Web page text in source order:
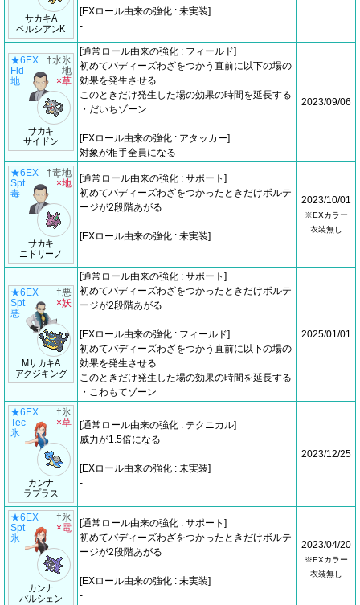
サカキA
ペルシアンK
[EXロール由来の強化 : 未実装]
-
★6EX
Fld
地
サカキ
サイドン
†水氷
地
×草
[通常ロール由来の強化 : フィールド]
初めてバディーズわざをつかう直前に以下の場の
効果を発生させる
このときだけ発生した場の効果の時間を延長する
・だいちゾーン
[EXロール由来の強化 : アタッカー]
対象が相手全員になる
2023/09/06
★6EX
Spt
毒
サカキ
ニドリーノ
†毒地
×地
[通常ロール由来の強化 : サポート]
初めてバディーズわざをつかったときだけボルテ
ージが2段階あがる
[EXロール由来の強化 : 未実装]
-
2023/10/01
※EXカラー
衣装無し
★6EX
Spt
悪
MサカキA
アクジキング
†悪
×妖
[通常ロール由来の強化 : サポート]
初めてバディーズわざをつかったときだけボルテ
ージが2段階あがる
[EXロール由来の強化 : フィールド]
初めてバディーズわざをつかう直前に以下の場の
効果を発生させる
このときだけ発生した場の効果の時間を延長する
・こわもてゾーン
2025/01/01
★6EX
Tec
氷
カンナ
ラプラス
†氷
×草
[通常ロール由来の強化 : テクニカル]
威力が1.5倍になる
[EXロール由来の強化 : 未実装]
-
2023/12/25
★6EX
Spt
氷
カンナ
パルシェン
†氷
×電
[通常ロール由来の強化 : サポート]
初めてバディーズわざをつかったときだけボルテ
ージが2段階あがる
[EXロール由来の強化 : 未実装]
-
2023/04/20
※EXカラー
衣装無し